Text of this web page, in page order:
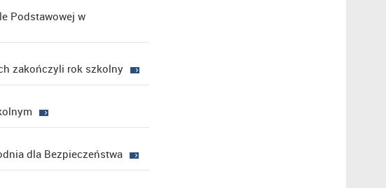
Podstawowej w
zakończyli rok szkolny
dla Bezpieczeństwa